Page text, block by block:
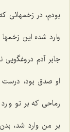
بودم، در زخمهائی
وارد شده این
جابر آدم دروغگویی
او صدق بود،
رماحی که بر تو
بر من وارد شد،